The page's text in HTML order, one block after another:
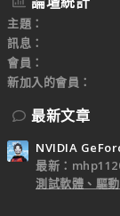
主題
訊息
會員
新加入的會員
最新文章
NVIDIA
最新：
測試軟體、驅